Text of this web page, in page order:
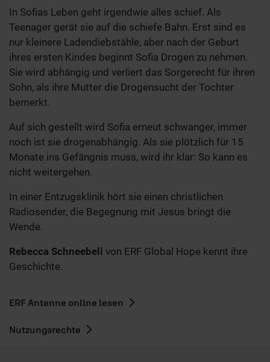
In Sofias Leben geht irgendwie alles schief. Als
Teenager gerät sie auf die schiefe Bahn. Erst sind es
nur kleinere Ladendiebstähle, aber nach der Geburt
ihres ersten Kindes beginnt Sofia Drogen zu nehmen.
Sie wird abhängig und verliert das Sorgerecht für ihren
Sohn, als ihre Mutter die Drogensucht der Tochter
bemerkt.
Auf sich gestellt wird Sofia erneut schwanger, immer
noch ist sie drogenabhängig. Als sie plötzlich für 15
Monate ins Gefängnis muss, wird ihr klar: So kann es
nicht weitergehen.
In einer Entzugsklinik hört sie einen christlichen
Radiosender, die Begegnung mit Jesus bringt die
Wende.
Rebecca Schneebeli von ERF Global Hope kennt ihre
Geschichte.
ERF Antenne online lesen
Nutzungsrechte